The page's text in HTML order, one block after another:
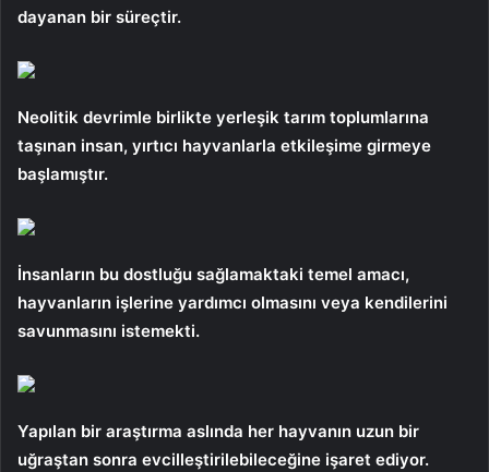
dayanan bir süreçtir.
Neolitik devrimle birlikte yerleşik tarım toplumlarına
taşınan insan, yırtıcı hayvanlarla etkileşime girmeye
başlamıştır.
İnsanların bu dostluğu sağlamaktaki temel amacı,
hayvanların işlerine yardımcı olmasını veya kendilerini
savunmasını istemekti.
Yapılan bir araştırma aslında her hayvanın uzun bir
uğraştan sonra evcilleştirilebileceğine işaret ediyor.